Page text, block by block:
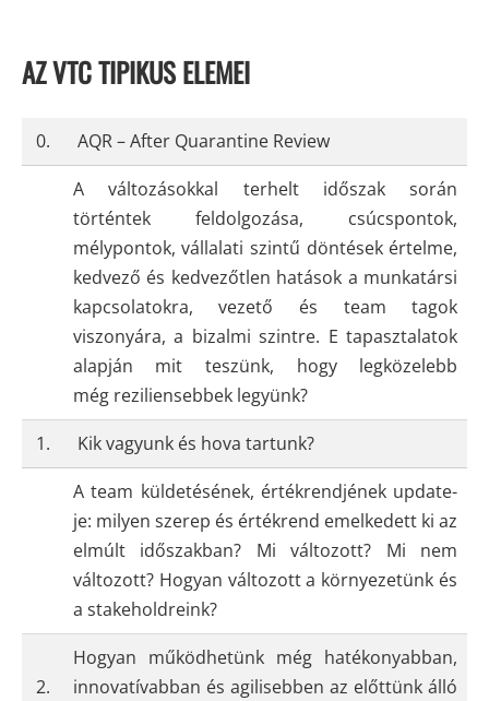
AZ VTC TIPIKUS ELEMEI
0.
AQR – After Quarantine Review
A változásokkal terhelt időszak során
történtek feldolgozása, csúcspontok,
mélypontok, vállalati szintű döntések értelme,
kedvező és kedvezőtlen hatások a munkatársi
kapcsolatokra, vezető és team tagok
viszonyára, a bizalmi szintre. E tapasztalatok
alapján mit teszünk, hogy legközelebb
még reziliensebbek legyünk?
1.
Kik vagyunk és hova tartunk?
A team küldetésének, értékrendjének update-
je: milyen szerep és értékrend emelkedett ki az
elmúlt időszakban? Mi változott? Mi nem
változott? Hogyan változott a környezetünk és
a stakeholdreink?
2.
Hogyan működhetünk még hatékonyabban,
innovatívabban és agilisebben az előttünk álló